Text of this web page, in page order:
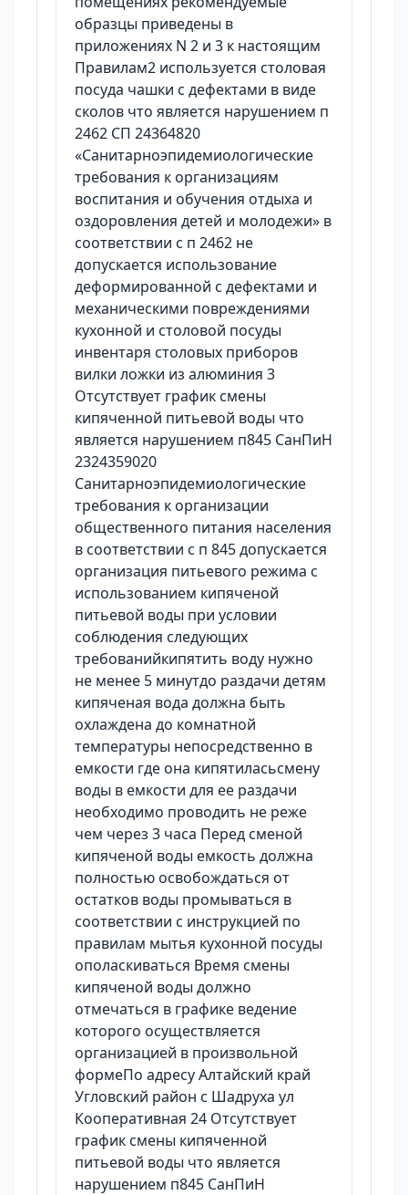
образцы приведены в
приложениях N 2 и 3 к настоящим
Правилам2 используется столовая
посуда чашки с дефектами в виде
сколов что является нарушением п
2462 СП 24364820
«Санитарноэпидемиологические
требования к организациям
воспитания и обучения отдыха и
оздоровления детей и молодежи» в
соответствии с п 2462 не
допускается использование
деформированной с дефектами и
механическими повреждениями
кухонной и столовой посуды
инвентаря столовых приборов
вилки ложки из алюминия 3
Отсутствует график смены
кипяченной питьевой воды что
является нарушением п845 СанПиН
2324359020
Санитарноэпидемиологические
требования к организации
общественного питания населения
в соответствии с п 845 допускается
организация питьевого режима с
использованием кипяченой
питьевой воды при условии
соблюдения следующих
требованийкипятить воду нужно
не менее 5 минутдо раздачи детям
кипяченая вода должна быть
охлаждена до комнатной
температуры непосредственно в
емкости где она кипятиласьсмену
воды в емкости для ее раздачи
необходимо проводить не реже
чем через 3 часа Перед сменой
кипяченой воды емкость должна
полностью освобождаться от
остатков воды промываться в
соответствии с инструкцией по
правилам мытья кухонной посуды
ополаскиваться Время смены
кипяченой воды должно
отмечаться в графике ведение
которого осуществляется
организацией в произвольной
формеПо адресу Алтайский край
Угловский район с Шадруха ул
Кооперативная 24 Отсутствует
график смены кипяченной
питьевой воды что является
нарушением п845 СанПиН